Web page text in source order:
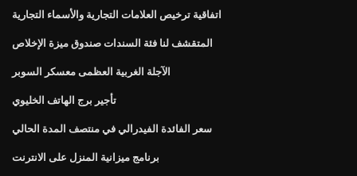
اتفاقية ترخيص العلامات التجارية والأسماء التجارية
المتقشف لنا فئة السندات صندوق ميزة الإخلاص
الآجلة الغربية العظمى معسكر السوبر
تأجير برج الهاتف الخليوي
سعر الفائدة الفيدرالي في منتصف المدة الحالي
برنامج ميزانية المنزل على الانترنت